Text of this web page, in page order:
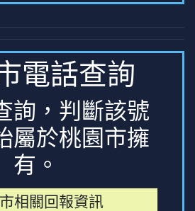
電話查詢
詢，判斷該號
屬於桃園市擁
有。
相關回報資訊